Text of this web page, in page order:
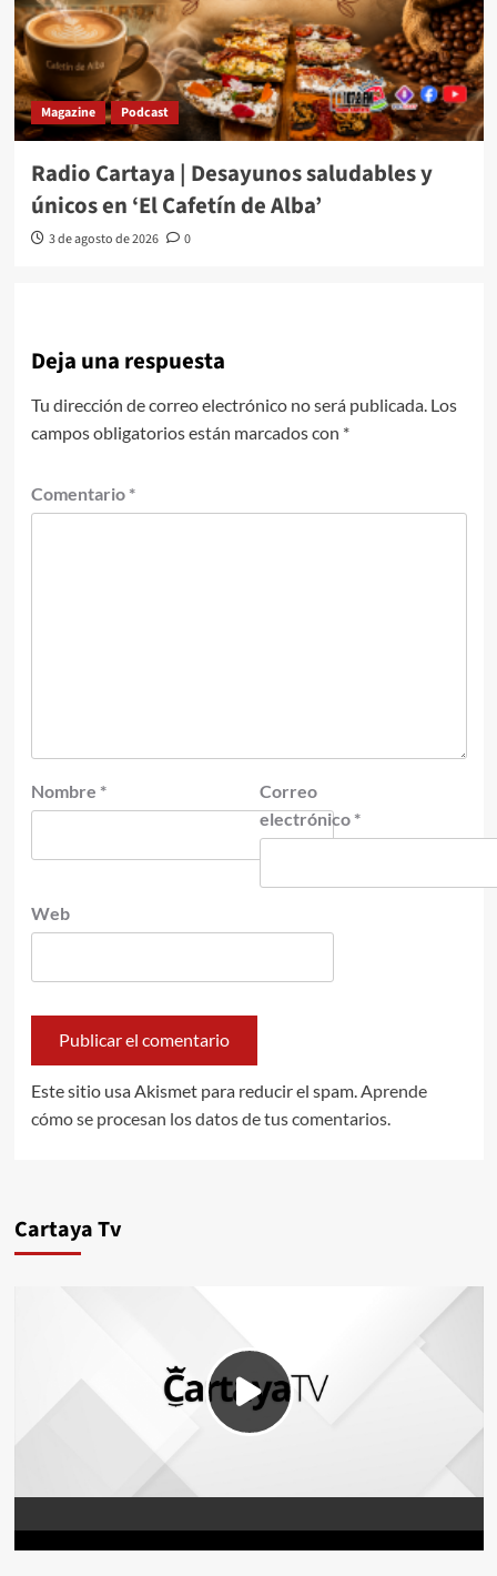
Magazine Podcast
Radio Cartaya | Desayunos saludables y
únicos en ‘El Cafetín de Alba’
3 de agosto de 2026 0
Deja una respuesta
Tu dirección de correo electrónico no será publicada. Los
campos obligatorios están marcados con *
Comentario *
Nombre *
Correo
electrónico *
Web
Este sitio usa Akismet para reducir el spam. Aprende
cómo se procesan los datos de tus comentarios.
Cartaya Tv